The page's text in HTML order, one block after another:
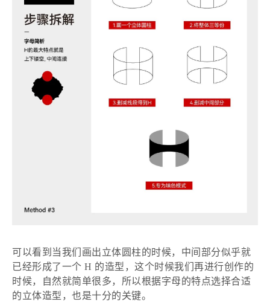
可以看到当我们画出立体圆柱的时候，中间部分似乎就
已经形成了一个 H 的造型，这个时候我们再进行创作的
时候，自然就简单很多，所以根据字母的特点选择合适
的立体造型，也是十分的关键。